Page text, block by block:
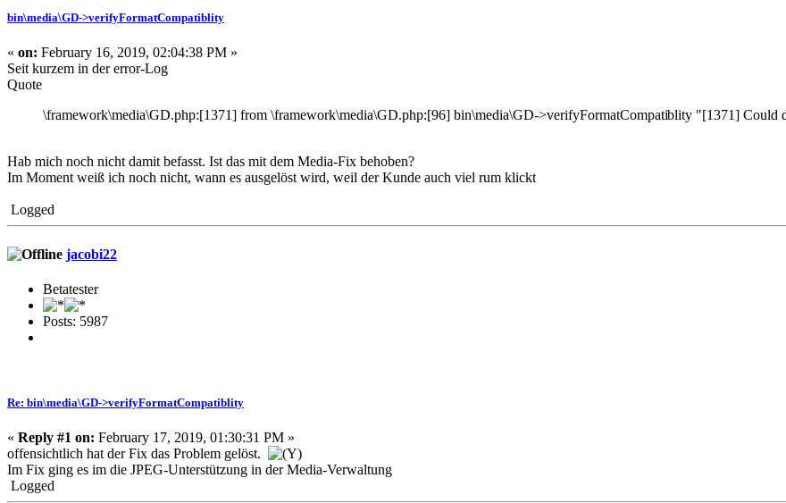
bin\media\GD->verifyFormatCompatiblity
« on: February 16, 2019, 02:04:38 PM »
Seit kurzem in der error-Log
Quote
\framework\media\GD.php:[1371] from \framework\media\GD.php:[96] bin\media\GD->verifyFormatCompatiblity "[1371] Could
Hab mich noch nicht damit befasst. Ist das mit dem Media-Fix behoben?
Im Moment weiß ich noch nicht, wann es ausgelöst wird, weil der Kunde auch viel rum klickt
Logged
jacobi22
Betatester
Posts: 5987
Re: bin\media\GD->verifyFormatCompatiblity
« Reply #1 on: February 17, 2019, 01:30:31 PM »
offensichtlich hat der Fix das Problem gelöst.
Im Fix ging es im die JPEG-Unterstützung in der Media-Verwaltung
Logged